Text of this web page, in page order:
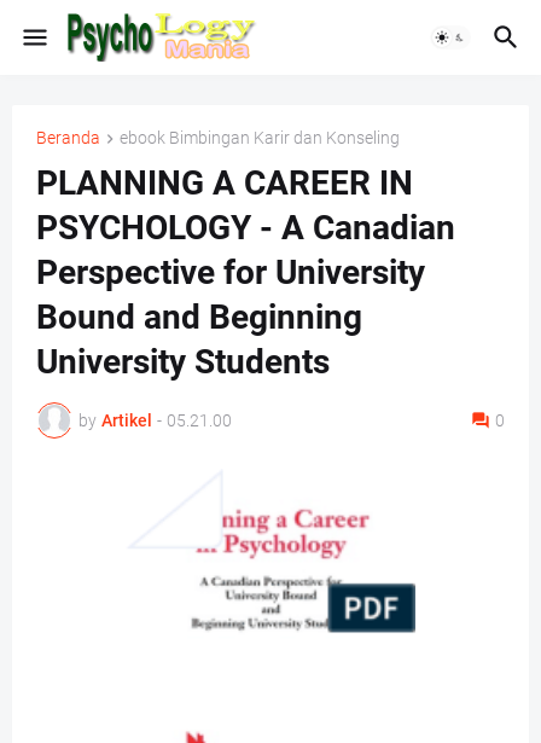
Beranda ebook Bimbingan Karir dan Konseling
PLANNING A CAREER IN
PSYCHOLOGY - A Canadian
Perspective for University
Bound and Beginning
University Students
by Artikel - 05.21.00 0